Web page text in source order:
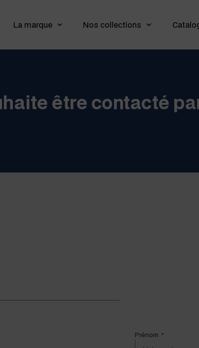
La marque Nos collections
être contacté
Prénom